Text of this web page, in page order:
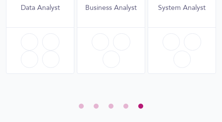
System Analyst
Business Analyst
Data Analyst